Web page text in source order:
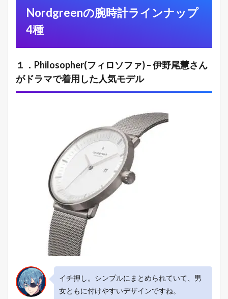
Nordgreenの腕時計ラインナップ
4種
１．Philosopher(フィロソファ) – 伊野尾慧さん
がドラマで着用した人気モデル
イチ押し。シンプルにまとめられていて、男
女ともに付けやすいデザインですね。